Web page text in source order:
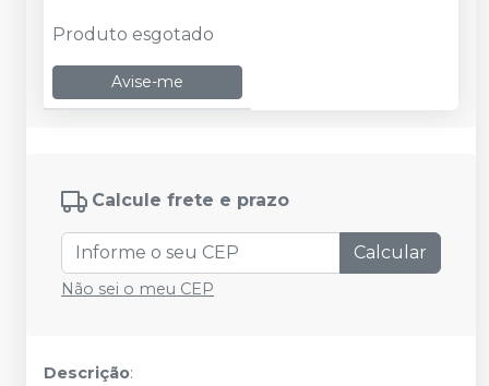
Produto esgotado
Avise-me
Calcule frete e prazo
Calcular
Não sei o meu CEP
Descrição: